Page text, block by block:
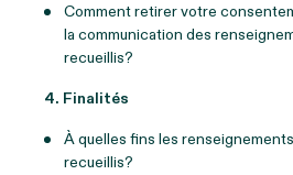
Comment retirer votre
la communication des
recueillis?
4. Finalités
À quelles fins les
recueillis?